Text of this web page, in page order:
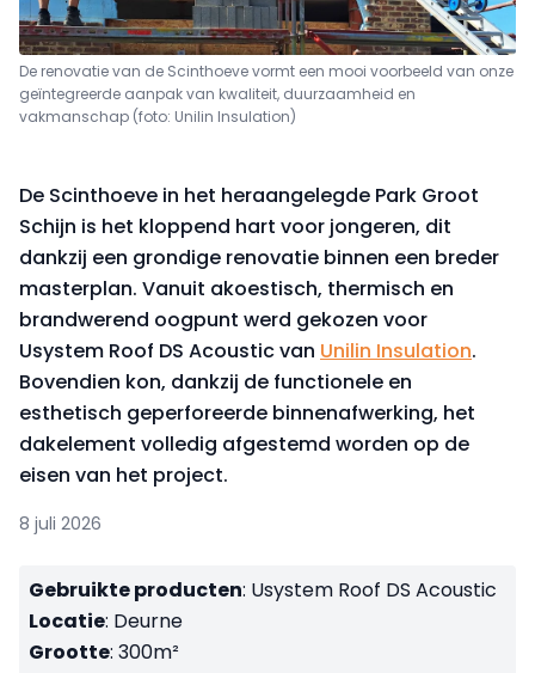
De renovatie van de Scinthoeve vormt een mooi voorbeeld van onze
geïntegreerde aanpak van kwaliteit, duurzaamheid en
vakmanschap (foto: Unilin Insulation)
De Scinthoeve in het heraangelegde Park Groot
Schijn is het kloppend hart voor jongeren, dit
dankzij een grondige renovatie binnen een breder
masterplan. Vanuit akoestisch, thermisch en
brandwerend oogpunt werd gekozen voor
Usystem Roof DS Acoustic van Unilin Insulation.
Bovendien kon, dankzij de functionele en
esthetisch geperforeerde binnenafwerking, het
dakelement volledig afgestemd worden op de
eisen van het project.
8 juli 2026
Gebruikte producten: Usystem Roof DS Acoustic
Locatie: Deurne
Grootte: 300m²